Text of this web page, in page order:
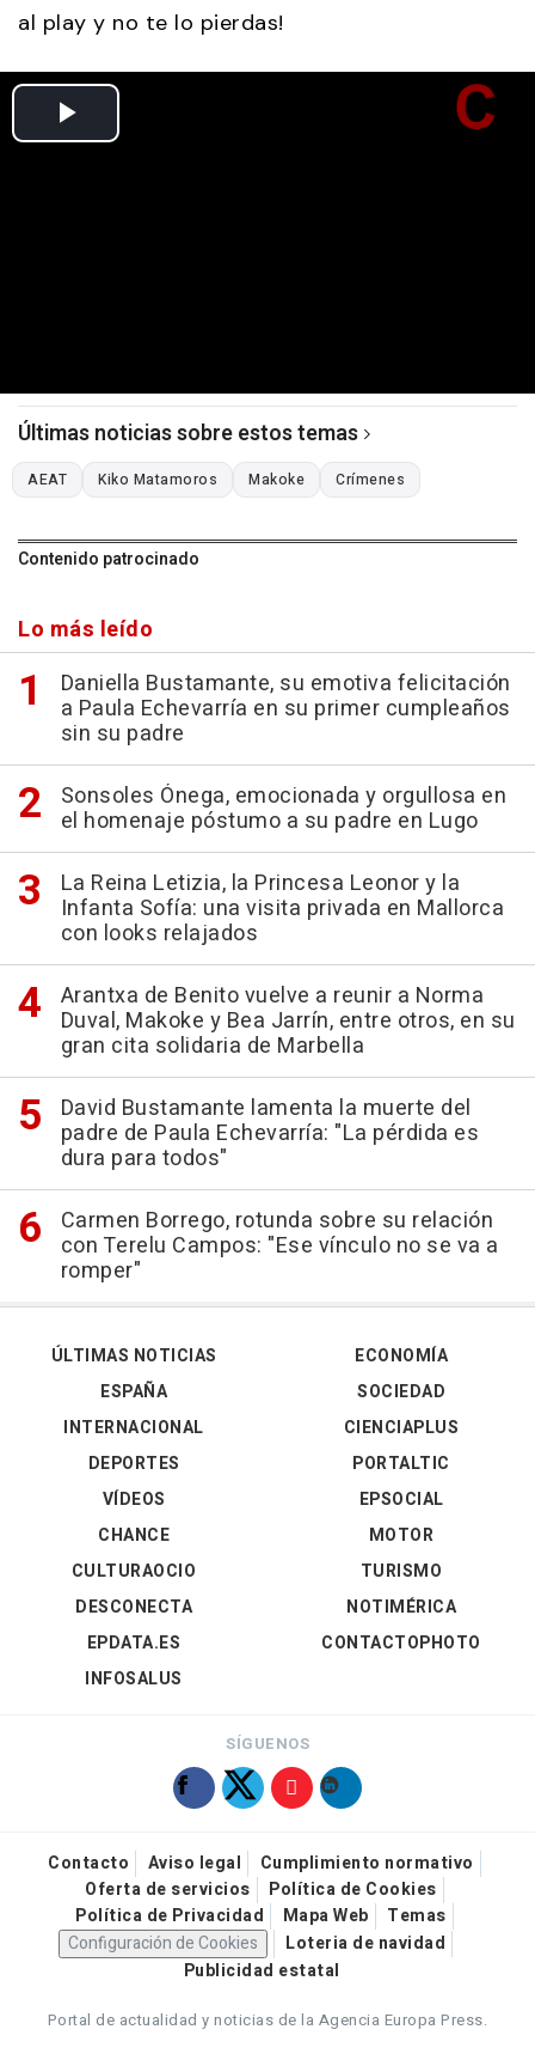
al play y no te lo pierdas!
Últimas noticias sobre estos temas
AEAT Kiko Matamoros Makoke Crímenes
Contenido patrocinado
Lo más leído
Daniella Bustamante, su emotiva felicitación
a Paula Echevarría en su primer cumpleaños
sin su padre
Sonsoles Ónega, emocionada y orgullosa en
el homenaje póstumo a su padre en Lugo
La Reina Letizia, la Princesa Leonor y la
Infanta Sofía: una visita privada en Mallorca
con looks relajados
Arantxa de Benito vuelve a reunir a Norma
Duval, Makoke y Bea Jarrín, entre otros, en su
gran cita solidaria de Marbella
David Bustamante lamenta la muerte del
padre de Paula Echevarría: "La pérdida es
dura para todos"
Carmen Borrego, rotunda sobre su relación
con Terelu Campos: "Ese vínculo no se va a
romper"
ÚLTIMAS NOTICIAS
ESPAÑA
INTERNACIONAL
DEPORTES
VÍDEOS
ECONOMÍA
SOCIEDAD
CIENCIAPLUS
PORTALTIC
EPSOCIAL
CHANCE
CULTURAOCIO
DESCONECTA
EPDATA.ES
INFOSALUS
MOTOR
TURISMO
NOTIMÉRICA
CONTACTOPHOTO
SÍGUENOS
Contacto Aviso legal
Cumplimiento normativo
Oferta de servicios
Política de Cookies
Política de Privacidad
Mapa Web
Temas
Configuración de Cookies
Loteria de navidad
Publicidad estatal
Portal de actualidad y noticias de la Agencia Europa Press.